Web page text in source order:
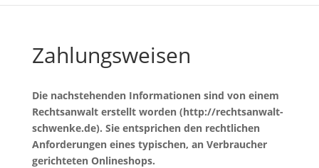
Zahlungsweisen
Die nachstehenden Informationen sind von einem
Rechtsanwalt erstellt worden (http://rechtsanwalt-
schwenke.de). Sie entsprichen den rechtlichen
Anforderungen eines typischen, an Verbraucher
gerichteten Onlineshops.